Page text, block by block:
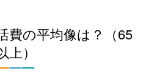
費の平均像は？（65
上）